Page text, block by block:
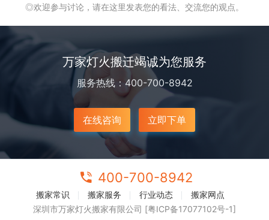
◎欢迎参与讨论，请在这里发表您的看法、交流您的观点。
万家灯火搬迁竭诚为您服务
服务热线：400-700-8942
在线咨询 立即下单
400-700-8942
搬家常识 搬家服务 行业动态
搬家网点
深圳市万家灯火搬家有限公司 [粤ICP备17077102号-1]